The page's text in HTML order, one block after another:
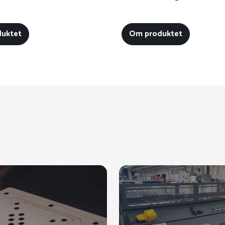
Om produktet